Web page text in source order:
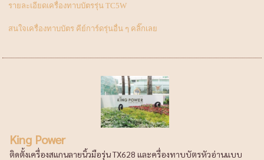
รายละเอียดเครื่องทาบบัตรรุ่น TC5W
สนใจเครื่องทาบบัตร คีย์การ์ดรุ่นอื่น ๆ คลิ๊กเลย
King Power
ติดตั้งเครื่องสแกนลายนิ้วมือรุ่น TX628 และครื่องทาบบัตรหัวอ่านแบบ